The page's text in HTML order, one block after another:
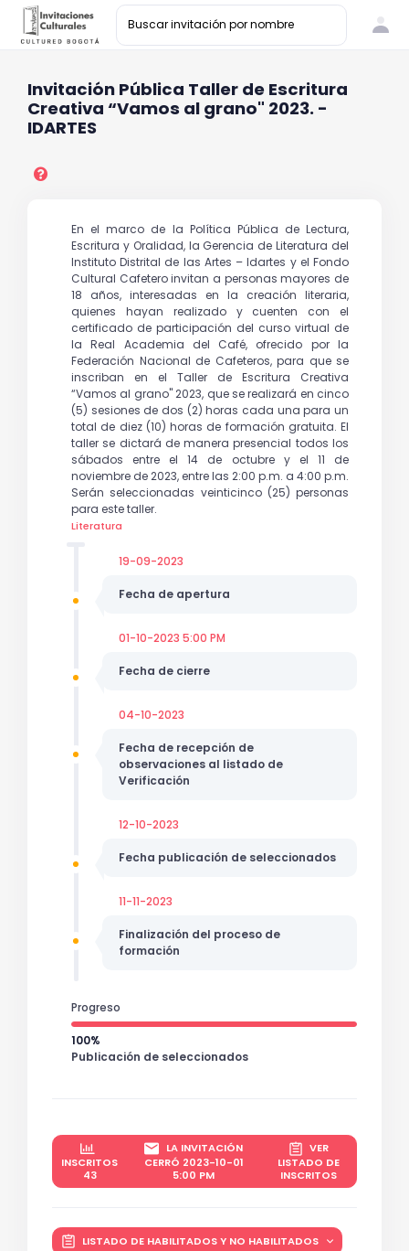
Invitación Pública Taller de Escritura
Creativa “Vamos al grano" 2023. -
IDARTES
En el marco de la Política Pública de Lectura,
Escritura y Oralidad, la Gerencia de Literatura del
Instituto Distrital de las Artes – Idartes y el Fondo
Cultural Cafetero invitan a personas mayores de
18 años, interesadas en la creación literaria,
quienes hayan realizado y cuenten con el
certificado de participación del curso virtual de
la Real Academia del Café, ofrecido por la
Federación Nacional de Cafeteros, para que se
inscriban en el Taller de Escritura Creativa
“Vamos al grano" 2023, que se realizará en cinco
(5) sesiones de dos (2) horas cada una para un
total de diez (10) horas de formación gratuita. El
taller se dictará de manera presencial todos los
sábados entre el 14 de octubre y el 11 de
noviembre de 2023, entre las 2:00 p.m. a 4:00 p.m.
Serán seleccionadas veinticinco (25) personas
para este taller.
Literatura
19-09-2023
Fecha de apertura
01-10-2023 5:00 PM
Fecha de cierre
04-10-2023
Fecha de recepción de
observaciones al listado de
Verificación
12-10-2023
Fecha publicación de seleccionados
11-11-2023
Finalización del proceso de
formación
Progreso
100%
Publicación de seleccionados
INSCRITOS
43
LA INVITACIÓN
CERRÓ 2023-10-01
5:00 PM
VER
LISTADO DE
INSCRITOS
LISTADO DE HABILITADOS Y NO HABILITADOS